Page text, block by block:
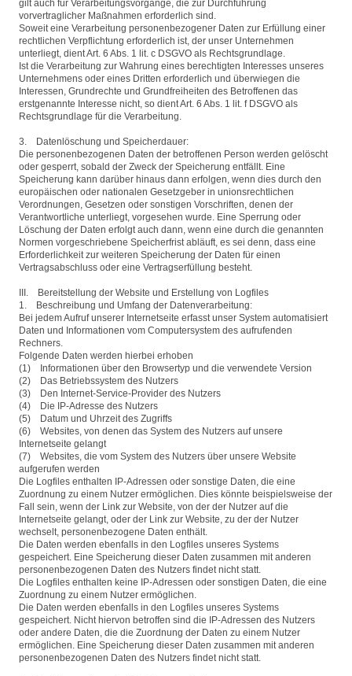
gilt auch für Verarbeitungsvorgänge, die zur Durchführung
vorvertraglicher Maßnahmen erforderlich sind.
Soweit eine Verarbeitung personenbezogener Daten zur Erfüllung einer
rechtlichen Verpflichtung erforderlich ist, der unser Unternehmen
unterliegt, dient Art. 6 Abs. 1 lit. c DSGVO als Rechtsgrundlage.
Ist die Verarbeitung zur Wahrung eines berechtigten Interesses unseres
Unternehmens oder eines Dritten erforderlich und überwiegen die
Interessen, Grundrechte und Grundfreiheiten des Betroffenen das
erstgenannte Interesse nicht, so dient Art. 6 Abs. 1 lit. f DSGVO als
Rechtsgrundlage für die Verarbeitung.
3. Datenlöschung und Speicherdauer:
Die personenbezogenen Daten der betroffenen Person werden gelöscht
oder gesperrt, sobald der Zweck der Speicherung entfällt. Eine
Speicherung kann darüber hinaus dann erfolgen, wenn dies durch den
europäischen oder nationalen Gesetzgeber in unionsrechtlichen
Verordnungen, Gesetzen oder sonstigen Vorschriften, denen der
Verantwortliche unterliegt, vorgesehen wurde. Eine Sperrung oder
Löschung der Daten erfolgt auch dann, wenn eine durch die genannten
Normen vorgeschriebene Speicherfrist abläuft, es sei denn, dass eine
Erforderlichkeit zur weiteren Speicherung der Daten für einen
Vertragsabschluss oder eine Vertragserfüllung besteht.
III. Bereitstellung der Website und Erstellung von Logfiles
1. Beschreibung und Umfang der Datenverarbeitung:
Bei jedem Aufruf unserer Internetseite erfasst unser System automatisiert
Daten und Informationen vom Computersystem des aufrufenden
Rechners.
Folgende Daten werden hierbei erhoben
(1) Informationen über den Browsertyp und die verwendete Version
(2) Das Betriebssystem des Nutzers
(3) Den Internet-Service-Provider des Nutzers
(4) Die IP-Adresse des Nutzers
(5) Datum und Uhrzeit des Zugriffs
(6) Websites, von denen das System des Nutzers auf unsere
Internetseite gelangt
(7) Websites, die vom System des Nutzers über unsere Website
aufgerufen werden
Die Logfiles enthalten IP-Adressen oder sonstige Daten, die eine
Zuordnung zu einem Nutzer ermöglichen. Dies könnte beispielsweise der
Fall sein, wenn der Link zur Website, von der der Nutzer auf die
Internetseite gelangt, oder der Link zur Website, zu der der Nutzer
wechselt, personenbezogene Daten enthält.
Die Daten werden ebenfalls in den Logfiles unseres Systems
gespeichert. Eine Speicherung dieser Daten zusammen mit anderen
personenbezogenen Daten des Nutzers findet nicht statt.
Die Logfiles enthalten keine IP-Adressen oder sonstigen Daten, die eine
Zuordnung zu einem Nutzer ermöglichen.
Die Daten werden ebenfalls in den Logfiles unseres Systems
gespeichert. Nicht hiervon betroffen sind die IP-Adressen des Nutzers
oder andere Daten, die die Zuordnung der Daten zu einem Nutzer
ermöglichen. Eine Speicherung dieser Daten zusammen mit anderen
personenbezogenen Daten des Nutzers findet nicht statt.